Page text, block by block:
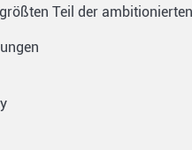
Teil der